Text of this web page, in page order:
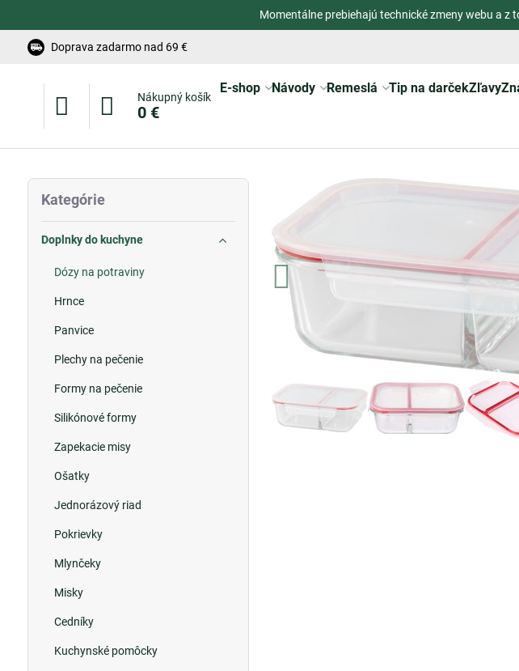
Momentálne prebiehajú technické zmeny webu a
Doprava zadarmo nad 69 €
Nákupný košík
0 €
E-shop Návody Remeslá Tip na darčekZľavy
Kategórie
Doplnky do kuchyne
Dózy na potraviny
Hrnce
Panvice
Plechy na pečenie
Formy na pečenie
Silikónové formy
Zapekacie misy
Ošatky
Jednorázový riad
Pokrievky
Mlynčeky
Misky
Cedníky
Kuchynské pomôcky